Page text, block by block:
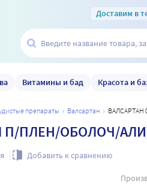
Доставим в
Витамины и бад Красота и
препараты валсартан
П/ПЛЕН/ОБОЛОЧ/
Добавить к сравнению